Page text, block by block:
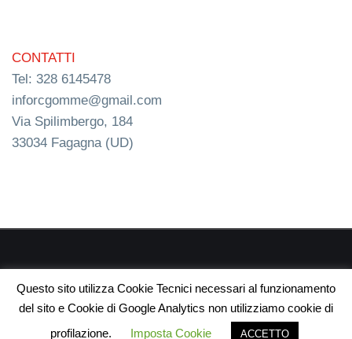
CONTATTI
Tel: 328 6145478
inforcgomme@gmail.com
Via Spilimbergo, 184
33034 Fagagna (UD)
webdesign
Questo sito utilizza Cookie Tecnici necessari al funzionamento
del sito e Cookie di Google Analytics non utilizziamo cookie di
profilazione.
Imposta Cookie ACCETTO